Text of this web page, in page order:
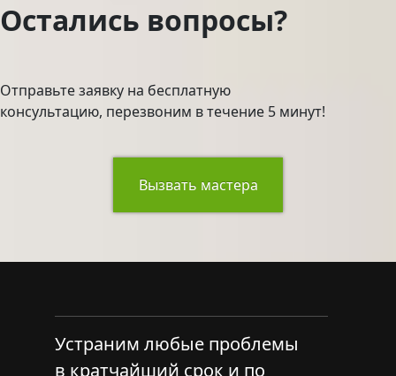
Остались вопросы?
Отправьте заявку на бесплатную
консультацию, перезвоним в течение 5 минут!
Вызвать мастера
Устраним любые проблемы
в кратчайший срок и по